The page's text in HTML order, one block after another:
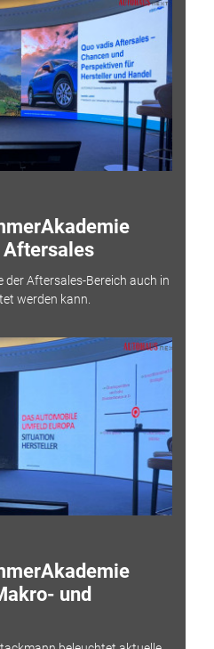
Aftersales
der Aftersales-Bereich auch in
werden kann.
und